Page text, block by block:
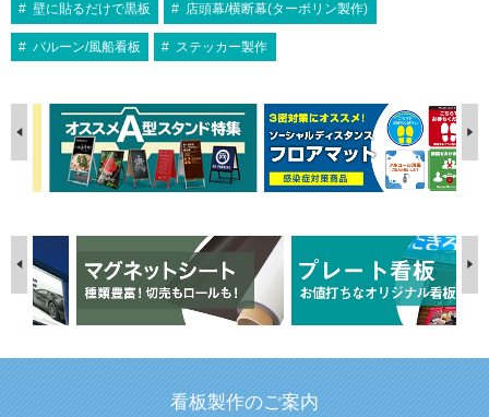
壁に貼るだけで黒板 店頭幕/横断幕(ターポリン製作)
バルーン/風船看板 ステッカー製作
看板製作のご案内